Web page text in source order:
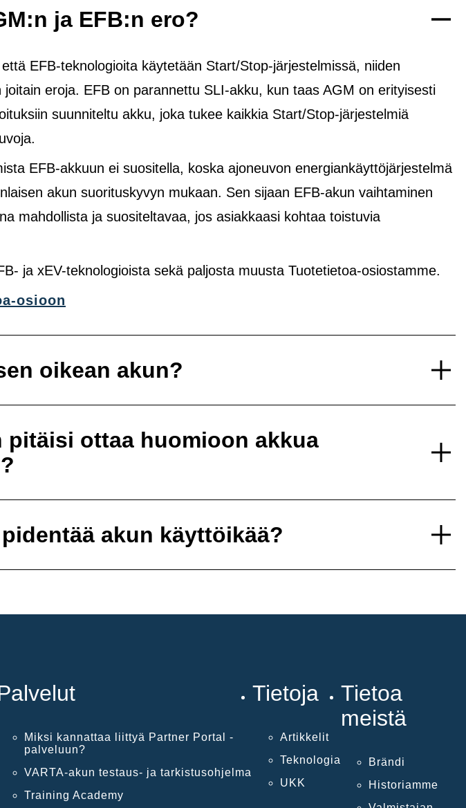
ja EFB:n ero?
EFB-teknologioita käytetään Start/Stop-järjestelmissä, niiden
joitain eroja. EFB on parannettu SLI-akku, kun taas AGM on erityisesti
suunniteltu akku, joka tukee kaikkia Start/Stop-järjestelmiä
EFB-akkuun ei suositella, koska ajoneuvon energiankäyttöjärjestelmä
akun suorituskyvyn mukaan. Sen sijaan EFB-akun vaihtaminen
mahdollista ja suositeltavaa, jos asiakkaasi kohtaa toistuvia
ja xEV-teknologioista sekä paljosta muusta Tuotetietoa-osiostamme.
osioon
oikean akun?
pitäisi ottaa huomioon akkua
akun käyttöikää?
Miksi kannattaa liittyä Partner Portal -
palveluun?
VARTA-akun testaus- ja tarkistusohjelma
Training Academy
Tietoja
Artikkelit
Teknologia
UKK
Tietoa
meistä
Brändi
Historiamme